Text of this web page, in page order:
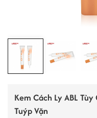
Kem Cách Ly ABL
Tuýp Vặn